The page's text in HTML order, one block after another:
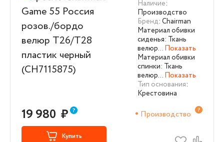
велюр Т26/Т28
пластик черный
(CH7115875)
Наличие:
Производство
Бренд: Chairman
Материал обивки
сиденья: Ткань
велюр… Показать
Материал обивки
спинки: Ткань
велюр… Показать
Тип основания:
Крестовина
19 980 ₽ Производство
Купить